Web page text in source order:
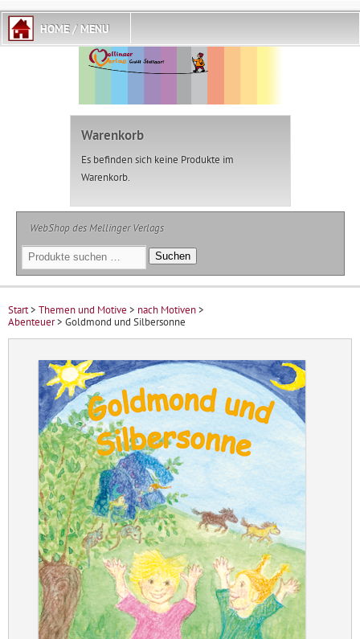
Warenkorb
Es befinden sich keine Produkte im
Warenkorb.
WebShop des Mellinger Verlags
Suchen
nach:
Suchen
Start> Themen und Motive > nach Motiven>
Abenteuer> Goldmond und Silbersonne